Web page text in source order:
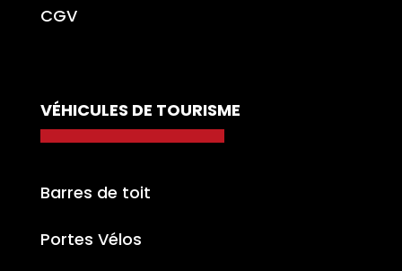
CGV
VÉHICULES DE TOURISME
Barres de toit
Portes Vélos